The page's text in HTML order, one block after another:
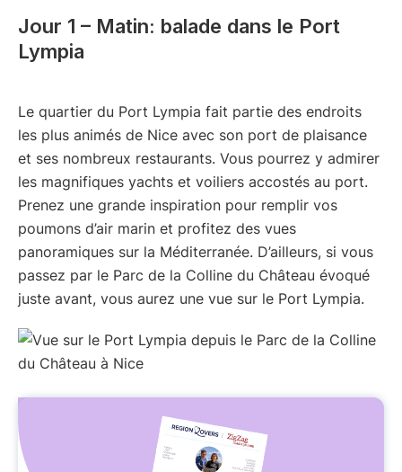
Jour 1 – Matin: balade dans le Port
Lympia
Le quartier du Port Lympia fait partie des endroits
les plus animés de Nice avec son port de plaisance
et ses nombreux restaurants. Vous pourrez y admirer
les magnifiques yachts et voiliers accostés au port.
Prenez une grande inspiration pour remplir vos
poumons d’air marin et profitez des vues
panoramiques sur la Méditerranée. D’ailleurs, si vous
passez par le Parc de la Colline du Château évoqué
juste avant, vous aurez une vue sur le Port Lympia.